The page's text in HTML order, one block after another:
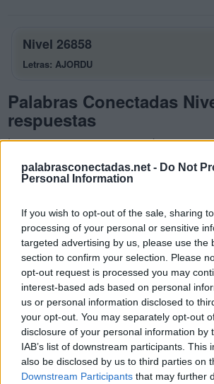
palabrasconectadas.net - Do Not
Personal Information
If you wish to opt-out of the sale, sharing
processing of your personal or sensitive
targeted advertising by us, please use the
section to confirm your selection. Please
opt-out request is processed you may
interest-based ads based on personal
us or personal information disclosed to
your opt-out. You may separately opt-out
disclosure of your personal information by
IAB’s list of downstream participants. This
also be disclosed by us to third parties on
Downstream Participants that may further
Nivel 26858
Letras: AJORDU
Palabras Conectadas
respuestas
La respuesta a este rompecabezas es:
A
J
O
D
A
R
O
R
A
A
R D U
O
J
U R A D
O
Palabras extra:
O
D
A
A
D U J
O